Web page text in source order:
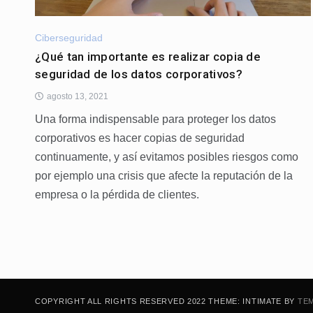
Ciberseguridad
¿Qué tan importante es realizar copia de
seguridad de los datos corporativos?
agosto 13, 2021
Una forma indispensable para proteger los datos
corporativos es hacer copias de seguridad
continuamente, y así evitamos posibles riesgos como
por ejemplo una crisis que afecte la reputación de la
empresa o la pérdida de clientes.
COPYRIGHT ALL RIGHTS RESERVED 2022 THEME: INTIMATE BY